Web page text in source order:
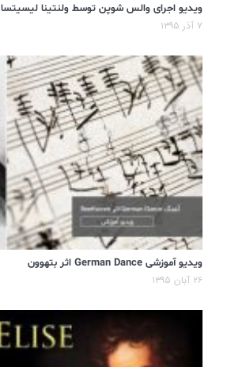
ویدیو اجرای والس شوپن توسط ولنتینا لیسیتسا
۷ آذر ۱۳۹۵
ویدیو آموزشی German Dance اثر بتهوون
۲۶ آبان ۱۳۹۵